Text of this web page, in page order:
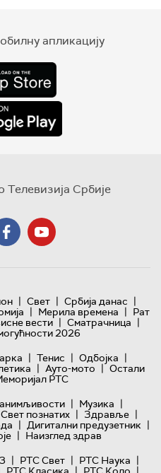
апликацију
Телевизија Србије
| Свет | Србија данас |
| Мерила времена | Рат
вести | Сматрачница |
2026
| Тенис | Одбојка |
| Ауто-мото | Остали
РТС
| Музика |
Свет познатих | Здравље |
| Дигитални предузетник |
| Наизглед здрав
| РТС Свет | РТС Наука |